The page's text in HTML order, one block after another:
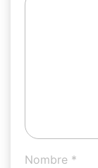
Nombre *